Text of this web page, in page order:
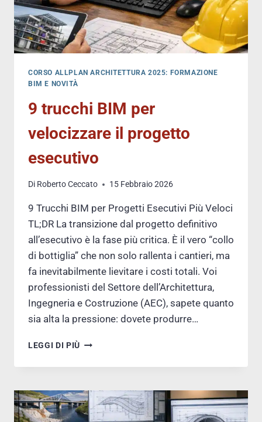
CORSO ALLPLAN ARCHITETTURA 2025: FORMAZIONE
BIM E NOVITÀ
9 trucchi BIM per
velocizzare il progetto
esecutivo
Di Roberto Ceccato 15 Febbraio 2026
9 Trucchi BIM per Progetti Esecutivi Più Veloci
TL;DR La transizione dal progetto definitivo
all’esecutivo è la fase più critica. È il vero “collo
di bottiglia” che non solo rallenta i cantieri, ma
fa inevitabilmente lievitare i costi totali. Voi
professionisti del Settore dell’Architettura,
Ingegneria e Costruzione (AEC), sapete quanto
sia alta la pressione: dovete produrre…
LEGGI DI PIÙ 9
BIM
VELOCIZZARE
IL
PROGETTO